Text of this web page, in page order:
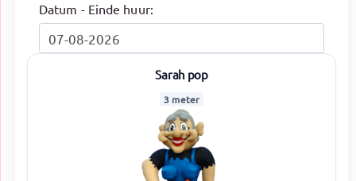
Datum - Einde huur:
Sarah pop
3 meter